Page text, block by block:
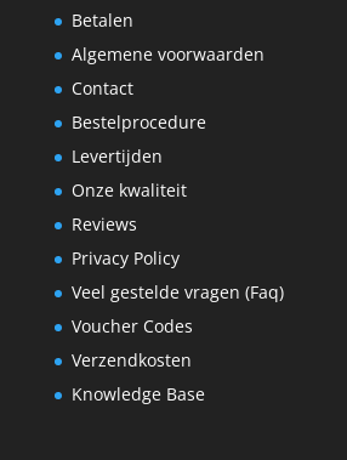
Betalen
Algemene voorwaarden
Contact
Bestelprocedure
Levertijden
Onze kwaliteit
Reviews
Privacy Policy
Veel gestelde vragen (Faq)
Voucher Codes
Verzendkosten
Knowledge Base